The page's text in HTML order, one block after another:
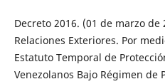
Decreto 2016. (01 de marzo
Relaciones Exteriores. Por
Estatuto Temporal de
Venezolanos Bajo Régimen de